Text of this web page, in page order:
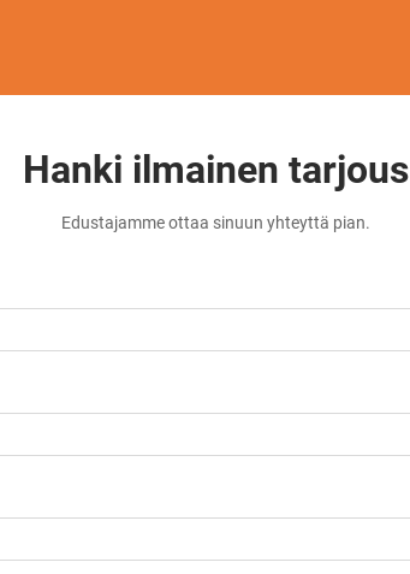
Hanki ilmainen tarjous
Edustajamme ottaa sinuun yhteyttä pian.